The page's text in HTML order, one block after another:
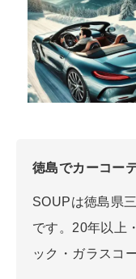
徳島でカーコー
SOUPは徳島県
です。20年以上
ック・ガラスコ